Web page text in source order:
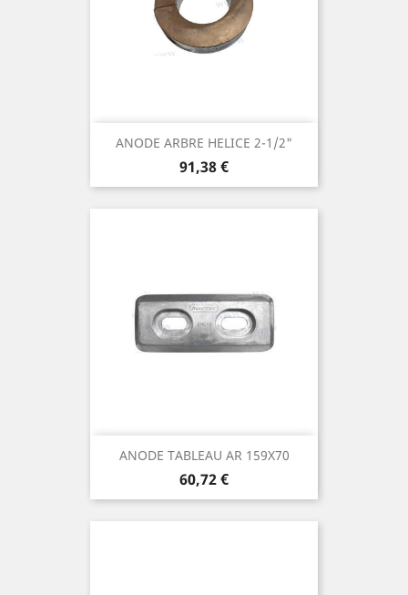
ANODE ARBRE HELICE 2-1/2"
Prix
91,38 €
ANODE TABLEAU AR 159X70
Prix
60,72 €